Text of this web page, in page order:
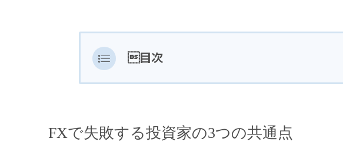
目次
FXで失敗する投資家の3つの共通点
②テクニカル分析の無意識という弊害による失敗
FXで失敗する投資家の3つの共通点